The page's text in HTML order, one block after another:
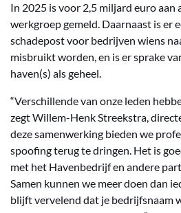
In 2025 is voor 2,5 miljard euro aan
werkgroep gemeld. Daarnaast is er
schadepost voor bedrijven wiens
misbruikt worden, en is er sprake
haven(s) als geheel.
“Verschillende van onze leden
zegt Willem-Henk Streekstra,
deze samenwerking bieden we
spoofing terug te dringen. Het is
met het Havenbedrijf en andere
Samen kunnen we meer doen dan
blijft vervelend dat je bedrijfsnaam